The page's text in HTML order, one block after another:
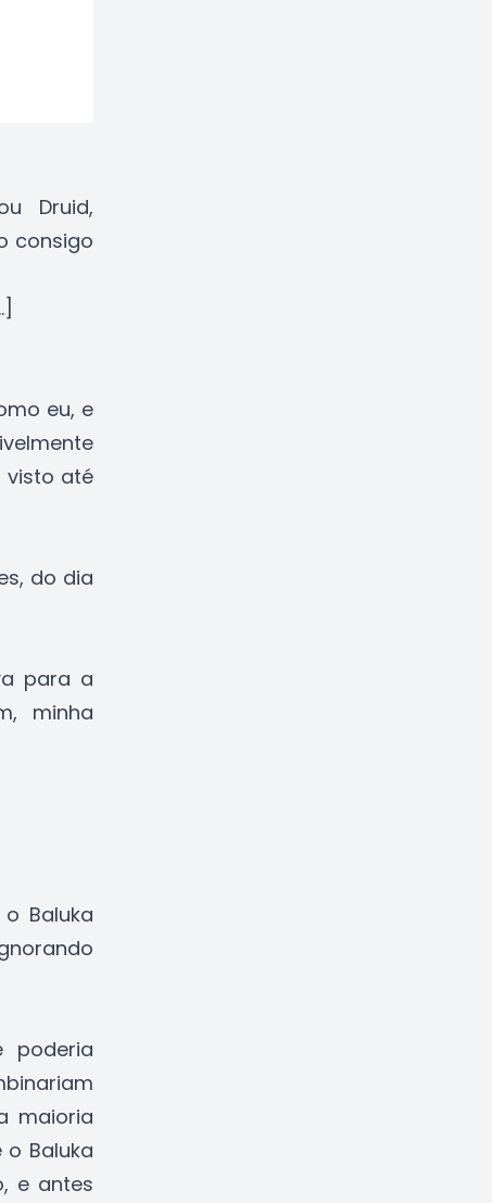
Druid,
consigo
eu, e
visto até
do dia
para a
minha
Baluka
poderia
maioria
Baluka
e antes